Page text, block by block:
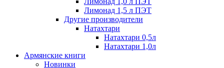
Лимонад 1,5 л ПЭТ
Другие производители
Натахтари
Натахтари 0,5л
Натахтари 1,0л
Армянские книги
Новинки